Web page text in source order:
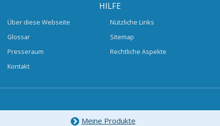
HILFE
Über diese Webseite
Glossar
Presseraum
Kontakt
Nützliche Links
Sitemap
Rechtliche Aspekte
Meine Produkte